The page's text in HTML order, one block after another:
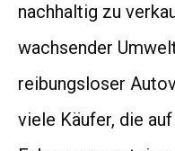
nachhaltig zu
wachsender
reibungsloser
viele Käufer, die